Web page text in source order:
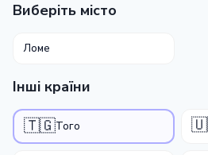
Виберіть місто
Ломе
Інші країни
🇹🇬Того